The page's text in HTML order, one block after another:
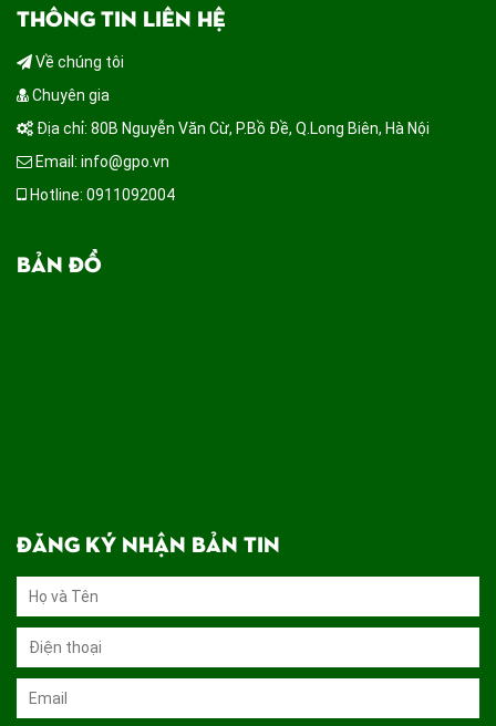
THÔNG TIN LIÊN HỆ
Về chúng tôi
Chuyên gia
Địa chỉ: 80B Nguyễn Văn Cừ, P.Bồ Đề, Q.Long Biên, Hà Nội
Email: info@gpo.vn
Hotline: 0911092004
BẢN ĐỒ
ĐĂNG KÝ NHẬN BẢN TIN